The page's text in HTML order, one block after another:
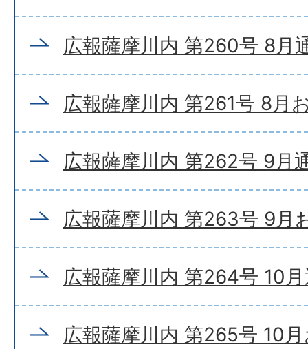
広報薩摩川内 第260号 8月
広報薩摩川内 第261号 8月
広報薩摩川内 第262号 9月
広報薩摩川内 第263号 9月
広報薩摩川内 第264号 10
広報薩摩川内 第265号 10